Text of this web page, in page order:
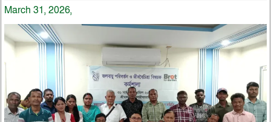
March 31, 2026,